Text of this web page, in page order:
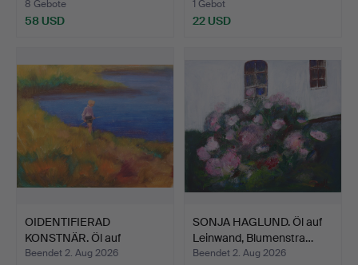
8 Gebote
58 USD
1 Gebot
22 USD
OIDENTIFIERAD
KONSTNÄR. Öl auf
Leinwand, J…
Beendet 2. Aug 2026
SONJA HAGLUND. Öl auf
Leinwand, Blumenstra…
Beendet 2. Aug 2026